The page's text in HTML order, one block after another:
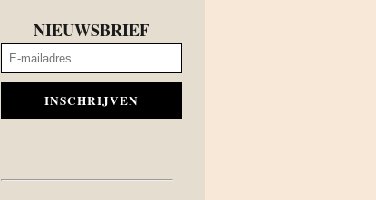
NIEUWSBRIEF
INSCHRIJVEN